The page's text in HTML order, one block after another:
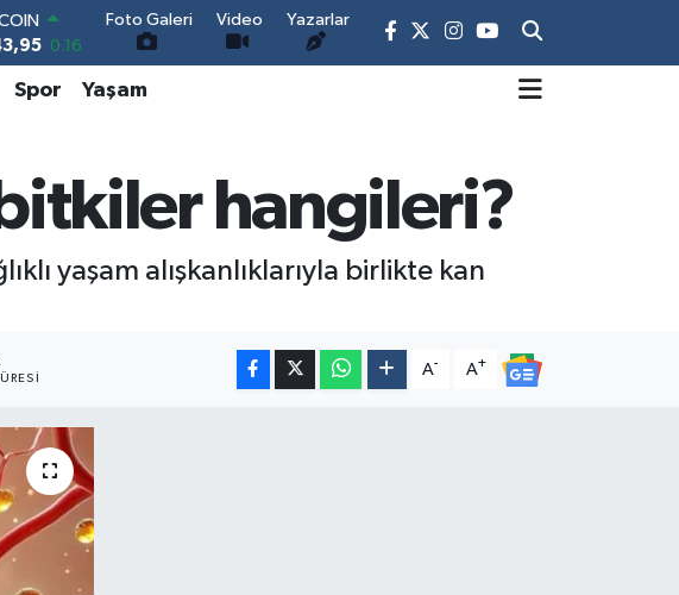
0.06
0.02
0.12
Foto Galeri Video Yazarlar
Spor Yaşam
hangileri?
yaşam alışkanlıklarıyla birlikte kan
A- A+